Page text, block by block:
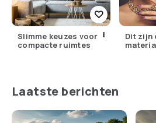
Slimme keuzes voor
compacte ruimtes
Dit zijn
Laatste berichten